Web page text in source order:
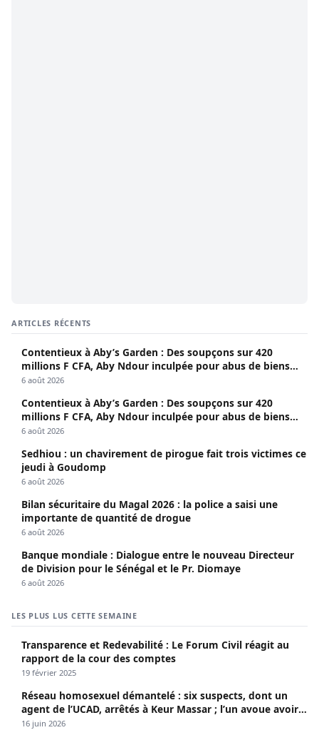
ARTICLES RÉCENTS
Contentieux à Aby’s Garden : Des soupçons sur 420
millions F CFA, Aby Ndour inculpée pour abus de biens
sociaux
6 août 2026
Contentieux à Aby’s Garden : Des soupçons sur 420
millions F CFA, Aby Ndour inculpée pour abus de biens
sociaux
6 août 2026
Sedhiou : un chavirement de pirogue fait trois victimes ce
jeudi à Goudomp
6 août 2026
Bilan sécuritaire du Magal 2026 : la police a saisi une
importante de quantité de drogue
6 août 2026
Banque mondiale : Dialogue entre le nouveau Directeur
de Division pour le Sénégal et le Pr. Diomaye
6 août 2026
LES PLUS LUS CETTE SEMAINE
Transparence et Redevabilité : Le Forum Civil réagit au
rapport de la cour des comptes
19 février 2025
Réseau homosexuel démantelé : six suspects, dont un
agent de l’UCAD, arrêtés à Keur Massar ; l’un avoue avoir
propagé le VIH depuis 2018
16 juin 2026